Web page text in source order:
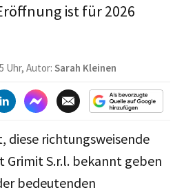
ist für 2026
Uhr, Autor: Sarah Kleinen
diese richtungsweisende
Grimit S.r.l. bekannt geben
bedeutenden